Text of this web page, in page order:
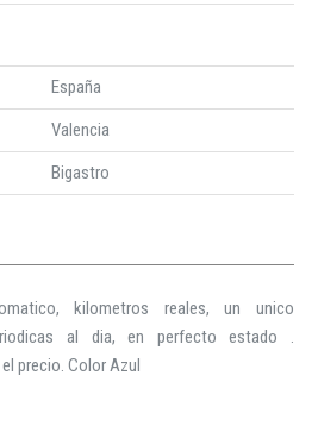
España
Valencia
Bigastro
kilometros reales, un unico
al dia, en perfecto estado .
precio. Color Azul